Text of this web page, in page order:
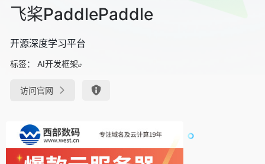
飞桨PaddlePaddle
开源深度学习平台
标签： AI开发框架
访问官网